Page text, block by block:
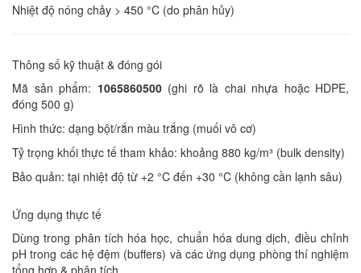
Nhiệt độ nóng chảy > 450 °C (do phân hủy)
Thông số kỹ thuật & đóng gói
Mã sản phẩm: 1065860500(ghi rõ là chai nhựa hoặc HDPE,
đóng 500 g)
Hình thức: dạng bột/rắn màu trắng (muối vô cơ)
Tỷ trọng khối thực tế tham khảo: khoảng 880 kg/m³ (bulk density)
Bảo quản: tại nhiệt độ từ +2 °C đến +30 °C (không cần lạnh sâu)
Ứng dụng thực tế
Dùng trong phân tích hóa học, chuẩn hóa dung dịch, điều chỉnh
pH trong các hệ đệm (buffers) và các ứng dụng phòng thí nghiệm
tổng hợp & phân tích.